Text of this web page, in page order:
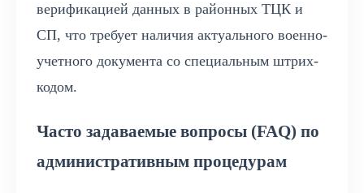
верификацией данных в районных ТЦК и
СП, что требует наличия актуального военно-
учетного документа со специальным штрих-
кодом.
Часто задаваемые вопросы (FAQ) по
административным процедурам